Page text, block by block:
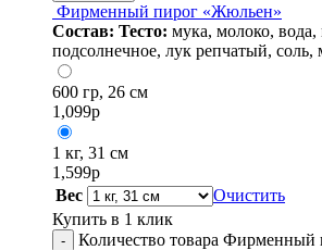
Фирменный пирог «Жюльен»
Состав: Тесто: мука, молоко,
подсолнечное, лук репчатый, соль,
600 гр, 26 см
1,099р
1 кг, 31 см
1,599р
Вес
Очистить
Купить в 1 клик
- Количество товара